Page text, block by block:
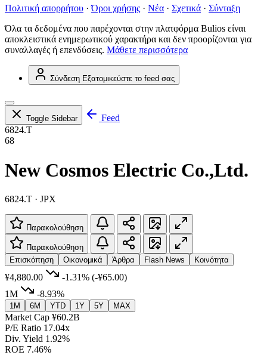
Πολιτική απορρήτου · Όροι χρήσης · Νέα · Σχετικά · Σύνταξη
Όλα τα δεδομένα που παρέχονται στην πλατφόρμα Bulios είναι
αποκλειστικά ενημερωτικού χαρακτήρα και δεν προορίζονται για
συναλλαγές ή επενδύσεις. Μάθετε περισσότερα
Σύνδεση Εξατομικεύστε το feed σας
Toggle Sidebar
Feed
6824.T
68
New Cosmos Electric Co.,Ltd.
6824.T · JPX
Παρακολούθηση
Παρακολούθηση
Επισκόπηση
Οικονομικά Άρθρα Flash News Κοινότητα
¥4,880.00 -1.31% (-¥65.00)
1M
-8.93%
1M 6M YTD 1Y 5Y MAX
Market Cap ¥60.2B
P/E Ratio 17.04x
Div. Yield 1.92%
ROE 7.46%